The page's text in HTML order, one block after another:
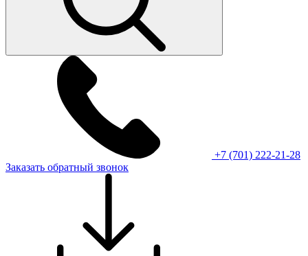
+7 (701) 222-21-28
Заказать обратный звонок